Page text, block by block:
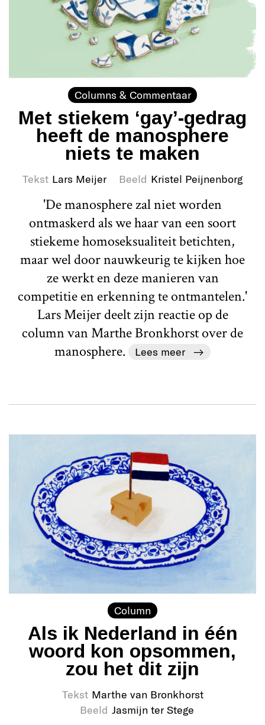
Columns & Commentaar
Met stiekem ‘gay’-gedrag
heeft de manosphere
niets te maken
Tekst Lars Meijer Beeld Kristel Peijnenborg
'De manosphere zal niet worden
ontmaskerd als we haar van een soort
stiekeme homoseksualiteit betichten,
maar wel door nauwkeurig te kijken hoe
ze werkt en deze manieren van
competitie en erkenning te ontmantelen.'
Lars Meijer deelt zijn reactie op de
column van Marthe Bronkhorst over de
manosphere.
Lees meer
Column
Als ik Nederland in één
woord kon opsommen,
zou het dit zijn
Tekst Marthe van Bronkhorst
Beeld Jasmijn ter Stege